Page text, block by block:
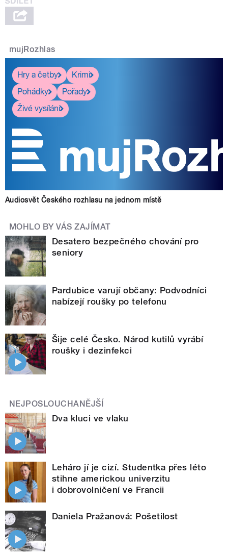
mujRozhlas
Hry a četby
Krimi
Pohádky
Pořady
Živé vysílání
Audiosvět Českého rozhlasu na jednom místě
MOHLO BY VÁS ZAJÍMAT
Desatero bezpečného chování pro
seniory
Pardubice varují občany: Podvodníci
nabízejí roušky po telefonu
Šije celé Česko. Národ kutilů vyrábí
roušky i dezinfekci
NEJPOSLOUCHANĚJŠÍ
Dva kluci ve vlaku
Leháro jí je cizí. Studentka přes léto
stihne americkou univerzitu
i dobrovolničení ve Francii
Daniela Pražanová: Pošetilost